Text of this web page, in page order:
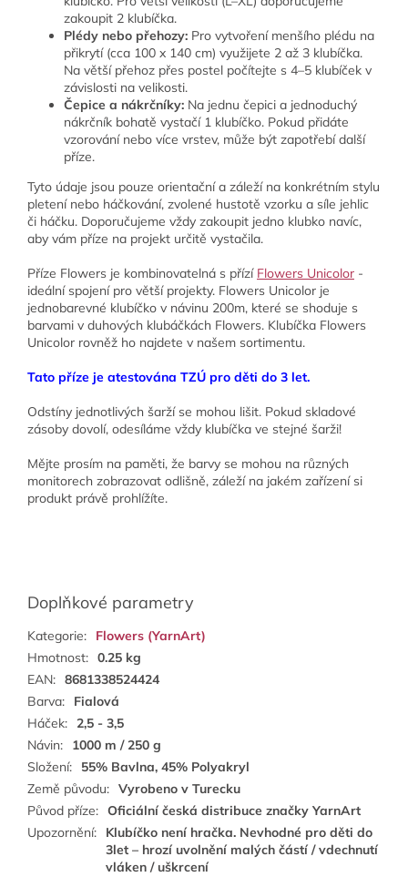
zakoupit 2 klubíčka.
Plédy nebo přehozy: Pro vytvoření menšího plédu na
přikrytí (cca 100 x 140 cm) využijete 2 až 3 klubíčka.
Na větší přehoz přes postel počítejte s 4–5 klubíček v
závislosti na velikosti.
Čepice a nákrčníky: Na jednu čepici a jednoduchý
nákrčník bohatě vystačí 1 klubíčko. Pokud přidáte
vzorování nebo více vrstev, může být zapotřebí další
příze.
Tyto údaje jsou pouze orientační a záleží na konkrétním stylu
pletení nebo háčkování, zvolené hustotě vzorku a síle jehlic
či háčku. Doporučujeme vždy zakoupit jedno klubko navíc,
aby vám příze na projekt určitě vystačila.
Příze Flowers je kombinovatelná s přízí Flowers Unicolor -
ideální spojení pro větší projekty. Flowers Unicolor je
jednobarevné klubíčko v návinu 200m, které se shoduje s
barvami v duhových klubáčkách Flowers. Klubíčka Flowers
Unicolor rovněž ho najdete v našem sortimentu.
Tato příze je atestována TZÚ pro děti do 3 let.
Odstíny jednotlivých šarží se mohou lišit. Pokud skladové
zásoby dovolí, odesíláme vždy klubíčka ve stejné šarži!
Mějte prosím na paměti, že barvy se mohou na různých
monitorech zobrazovat odlišně, záleží na jakém zařízení si
produkt právě prohlížíte.
Doplňkové parametry
Kategorie:
Flowers (YarnArt)
Hmotnost: 0.25 kg
EAN: 8681338524424
Barva:
Fialová
Háček: 2,5 - 3,5
Návin:
1000 m / 250 g
Složení:
55% Bavlna, 45% Polyakryl
Země původu: Vyrobeno v Turecku
Původ příze: Oficiální česká distribuce značky YarnArt
Upozornění:
Klubíčko není hračka. Nevhodné pro děti do
3let – hrozí uvolnění malých částí / vdechnutí
vláken / uškrcení